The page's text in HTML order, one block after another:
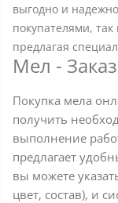
выгодно и
покупателями,
предлагая
Мел -
Покупка мела
получить
выполнение
предлагает
вы можете
цвет, состав), и